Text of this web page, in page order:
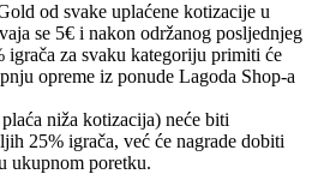
od svake uplaćene kotizacije u
se 5€ i nakon održanog posljednjeg
igrača za svaku kategoriju primiti će
opreme iz ponude Lagoda Shop-a
niža kotizacija) neće biti
25% igrača, već će nagrade dobiti
ukupnom poretku.